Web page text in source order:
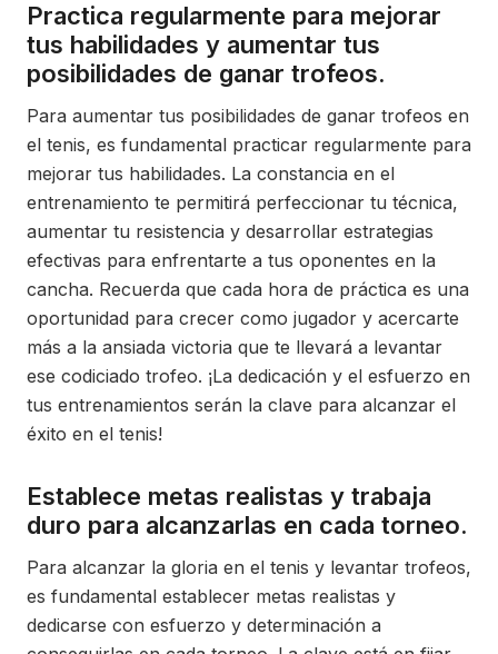
Practica regularmente para mejorar
tus habilidades y aumentar tus
posibilidades de ganar trofeos.
Para aumentar tus posibilidades de ganar trofeos en
el tenis, es fundamental practicar regularmente para
mejorar tus habilidades. La constancia en el
entrenamiento te permitirá perfeccionar tu técnica,
aumentar tu resistencia y desarrollar estrategias
efectivas para enfrentarte a tus oponentes en la
cancha. Recuerda que cada hora de práctica es una
oportunidad para crecer como jugador y acercarte
más a la ansiada victoria que te llevará a levantar
ese codiciado trofeo. ¡La dedicación y el esfuerzo en
tus entrenamientos serán la clave para alcanzar el
éxito en el tenis!
Establece metas realistas y trabaja
duro para alcanzarlas en cada torneo.
Para alcanzar la gloria en el tenis y levantar trofeos,
es fundamental establecer metas realistas y
dedicarse con esfuerzo y determinación a